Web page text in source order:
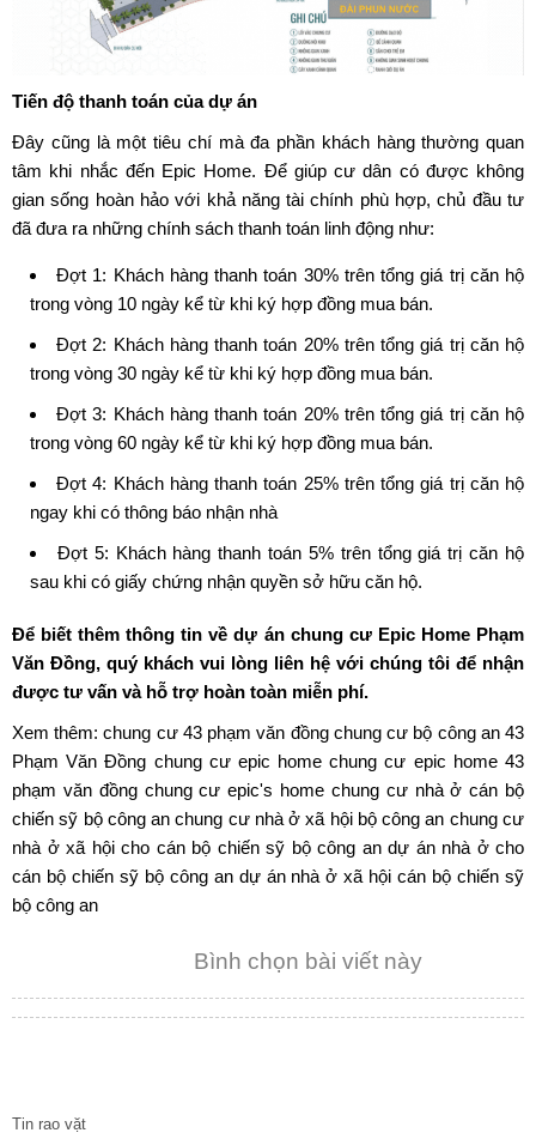
Tiến độ thanh toán của dự án
Đây cũng là một tiêu chí mà đa phần khách hàng thường quan
tâm khi nhắc đến Epic Home. Để giúp cư dân có được không
gian sống hoàn hảo với khả năng tài chính phù hợp, chủ đầu tư
đã đưa ra những chính sách thanh toán linh động như:
Đợt 1: Khách hàng thanh toán 30% trên tổng giá trị căn hộ
trong vòng 10 ngày kể từ khi ký hợp đồng mua bán.
Đợt 2: Khách hàng thanh toán 20% trên tổng giá trị căn hộ
trong vòng 30 ngày kể từ khi ký hợp đồng mua bán.
Đợt 3: Khách hàng thanh toán 20% trên tổng giá trị căn hộ
trong vòng 60 ngày kể từ khi ký hợp đồng mua bán.
Đợt 4: Khách hàng thanh toán 25% trên tổng giá trị căn hộ
ngay khi có thông báo nhận nhà
Đợt 5: Khách hàng thanh toán 5% trên tổng giá trị căn hộ
sau khi có giấy chứng nhận quyền sở hữu căn hộ.
Để biết thêm thông tin về dự án chung cư Epic Home Phạm
Văn Đồng, quý khách vui lòng liên hệ với chúng tôi để nhận
được tư vấn và hỗ trợ hoàn toàn miễn phí.
Xem thêm: chung cư 43 phạm văn đồng chung cư bộ công an 43
Phạm Văn Đồng chung cư epic home chung cư epic home 43
phạm văn đồng chung cư epic's home chung cư nhà ở cán bộ
chiến sỹ bộ công an chung cư nhà ở xã hội bộ công an chung cư
nhà ở xã hội cho cán bộ chiến sỹ bộ công an dự án nhà ở cho
cán bộ chiến sỹ bộ công an dự án nhà ở xã hội cán bộ chiến sỹ
bộ công an
Bình chọn bài viết này
Tin rao vặt